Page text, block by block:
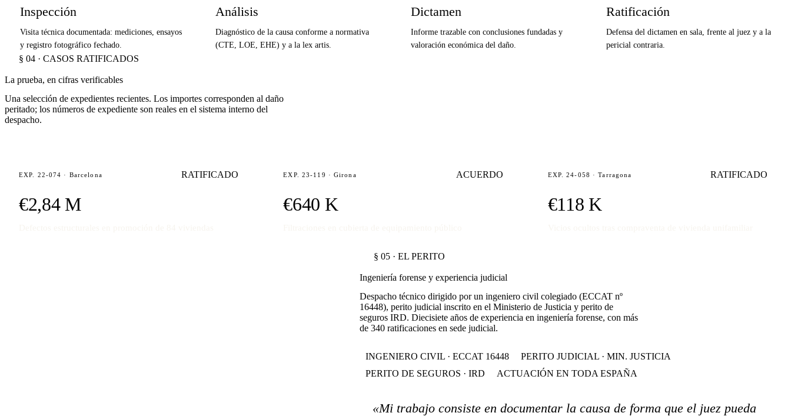
Inspección
Visita técnica documentada: mediciones, ensayos
y registro fotográfico fechado.
Análisis
Diagnóstico de la causa conforme a normativa
(CTE, LOE, EHE) y a la lex artis.
Dictamen
Informe trazable con conclusiones fundadas y
valoración económica del daño.
Ratificación
Defensa del dictamen en sala, frente al juez y a la
pericial contraria.
§ 04 · CASOS RATIFICADOS
La prueba, en cifras verificables
Una selección de expedientes recientes. Los importes corresponden al daño
peritado; los números de expediente son reales en el sistema interno del
despacho.
EXP. 22-074 · Barcelona RATIFICADO
€2,84 M
EXP. 23-119 · Girona ACUERDO
€640 K
EXP. 24-058 · Tarragona RATIFICADO
€118 K
§ 05 · EL PERITO
Ingeniería forense y experiencia judicial
Despacho técnico dirigido por un ingeniero civil colegiado (ECCAT nº
16448), perito judicial inscrito en el Ministerio de Justicia y perito de
seguros IRD. Diecisiete años de experiencia en ingeniería forense, con más
de 340 ratificaciones en sede judicial.
INGENIERO CIVIL · ECCAT 16448
PERITO JUDICIAL · MIN. JUSTICIA
PERITO DE SEGUROS · IRD
ACTUACIÓN EN TODA ESPAÑA
«Mi trabajo consiste en documentar la causa de forma que el juez pueda